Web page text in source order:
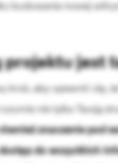
budowania nowej
projektu jest
krok, aby upewnić się,
nie tylko Twoją
znaczenie pod
do wszystkich